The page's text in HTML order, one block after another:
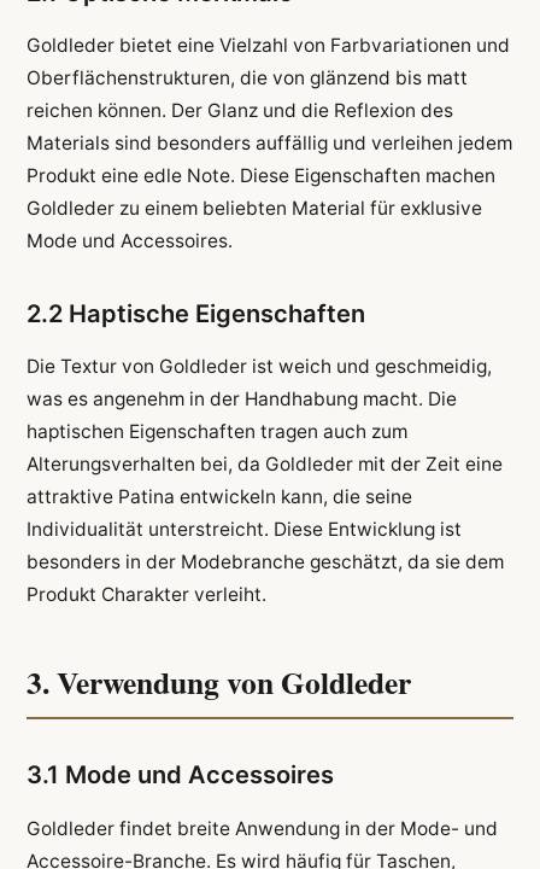
Goldleder bietet eine Vielzahl von Farbvariationen und
Oberflächenstrukturen, die von glänzend bis matt
reichen können. Der Glanz und die Reflexion des
Materials sind besonders auffällig und verleihen jedem
Produkt eine edle Note. Diese Eigenschaften machen
Goldleder zu einem beliebten Material für exklusive
Mode und Accessoires.
2.2 Haptische Eigenschaften
Die Textur von Goldleder ist weich und geschmeidig,
was es angenehm in der Handhabung macht. Die
haptischen Eigenschaften tragen auch zum
Alterungsverhalten bei, da Goldleder mit der Zeit eine
attraktive Patina entwickeln kann, die seine
Individualität unterstreicht. Diese Entwicklung ist
besonders in der Modebranche geschätzt, da sie dem
Produkt Charakter verleiht.
3. Verwendung von Goldleder
3.1 Mode und Accessoires
Goldleder findet breite Anwendung in der Mode- und
Accessoire-Branche. Es wird häufig für Taschen,